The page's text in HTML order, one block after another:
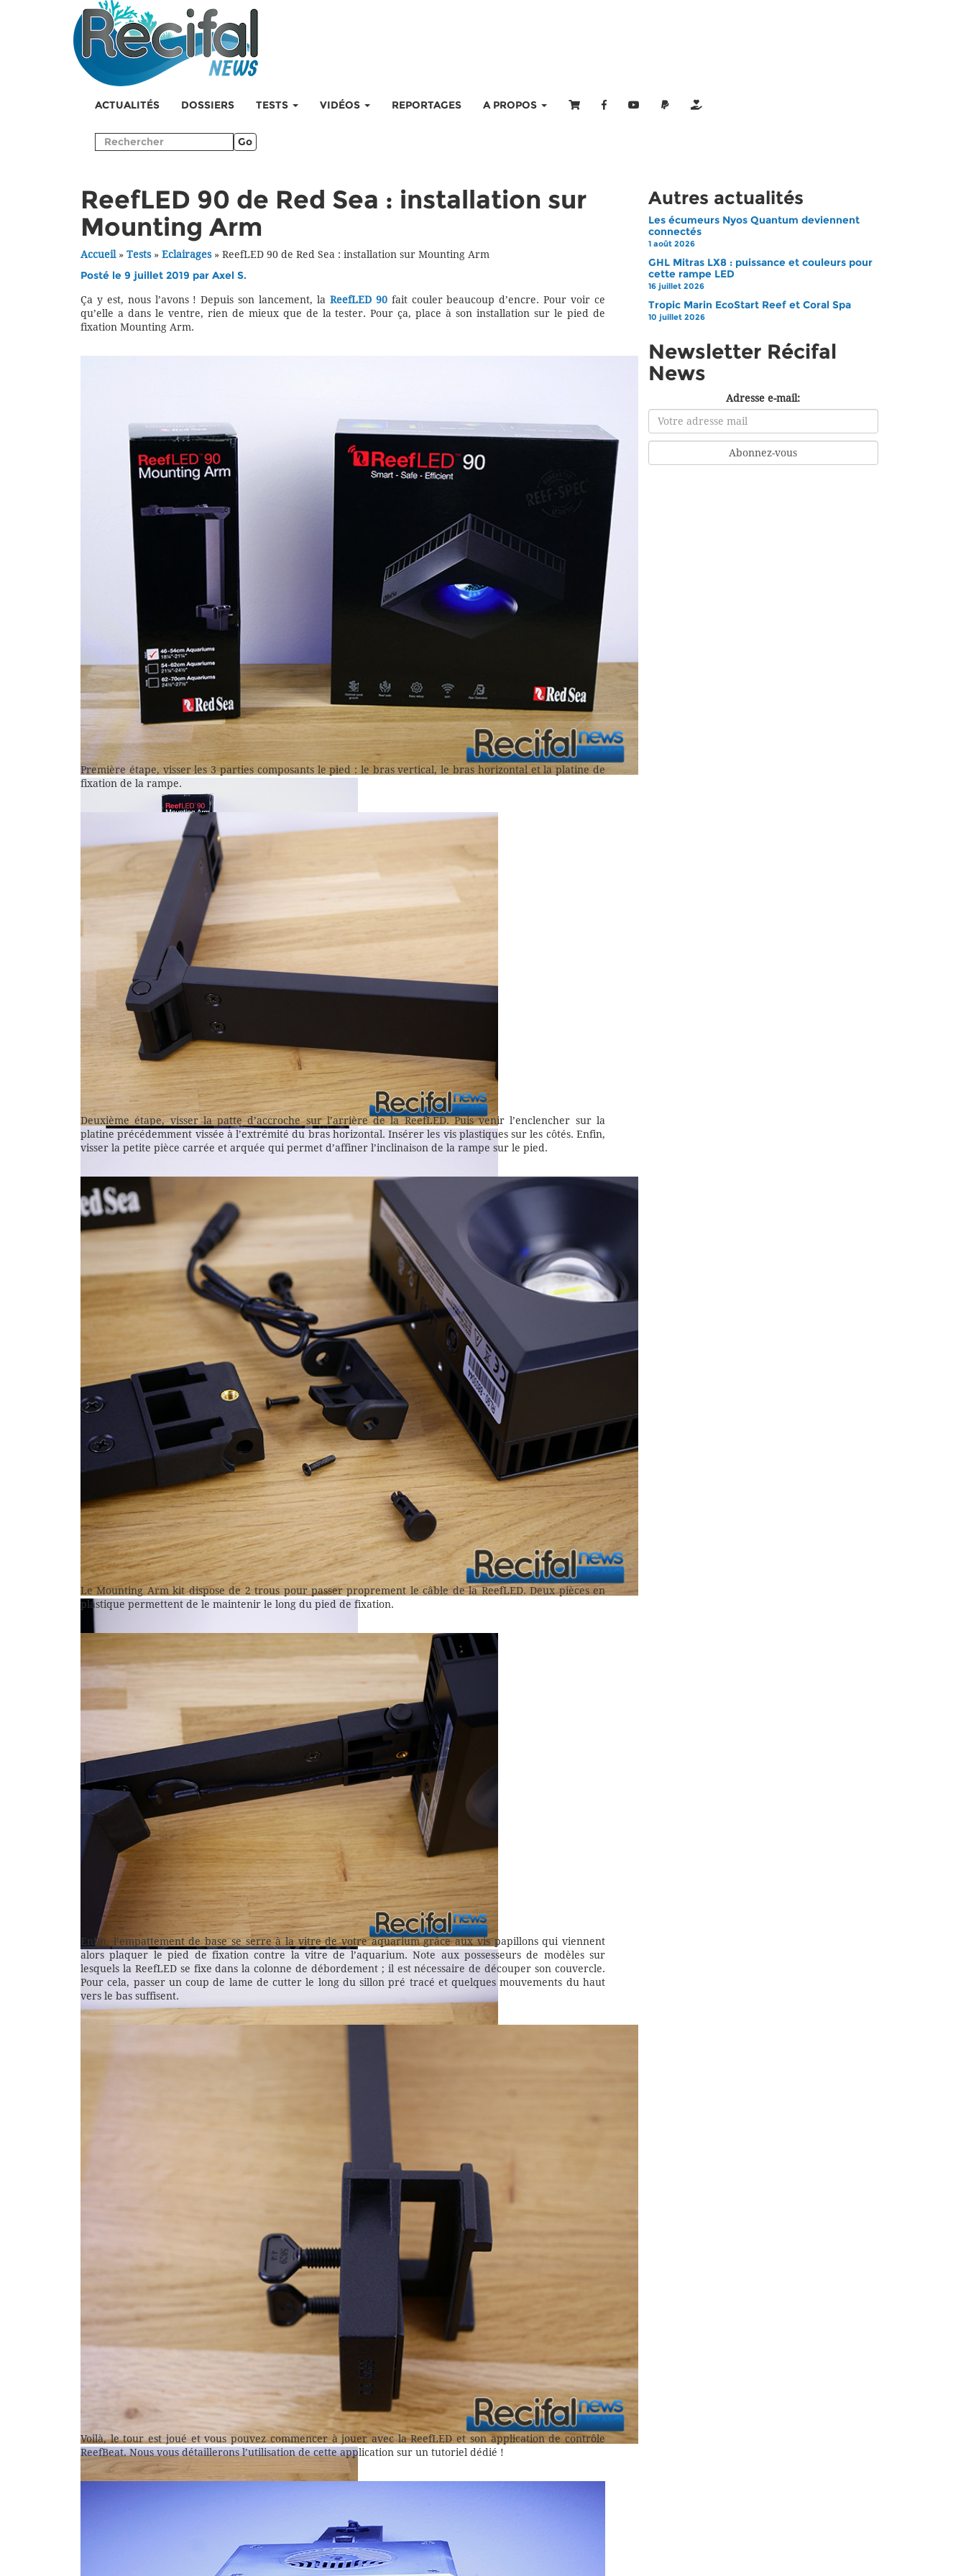
ACTUALITÉS DOSSIERS TESTS VIDÉOS REPORTAGES A PROPOS
Go
ReefLED 90 de Red Sea : installation sur
Mounting Arm
Accueil» Tests» Eclairages» ReefLED 90 de Red Sea : installation sur Mounting Arm
Posté le 9 juillet 2019 par Axel S.
Ça y est, nous l’avons ! Depuis son lancement, la ReefLED 90fait couler beaucoup d’encre. Pour voir ce
qu’elle a dans le ventre, rien de mieux que de la tester. Pour ça, place à son installation sur le pied de
fixation Mounting Arm.
Première étape, visser les 3 parties composants le pied : le bras vertical, le bras horizontal et la platine de
fixation de la rampe.
Deuxième étape, visser la patte d’accroche sur l’arrière de la ReefLED. Puis venir l’enclencher sur la
platine précédemment vissée à l’extrémité du bras horizontal. Insérer les vis plastiques sur les côtés. Enfin,
visser la petite pièce carrée et arquée qui permet d’affiner l’inclinaison de la rampe sur le pied.
Le Mounting Arm kit dispose de 2 trous pour passer proprement le câble de la ReefLED. Deux pièces en
plastique permettent de le maintenir le long du pied de fixation.
Enfin, l’empattement de base se serre à la vitre de votre aquarium grâce aux vis papillons qui viennent
alors plaquer le pied de fixation contre la vitre de l’aquarium. Note aux possesseurs de modèles sur
lesquels la ReefLED se fixe dans la colonne de débordement ; il est nécessaire de découper son couvercle.
Pour cela, passer un coup de lame de cutter le long du sillon pré tracé et quelques mouvements du haut
vers le bas suffisent.
Voilà, le tour est joué et vous pouvez commencer à jouer avec la ReefLED et son application de contrôle
ReefBeat. Nous vous détaillerons l’utilisation de cette application sur un tutoriel dédié !
Autres actualités
Les écumeurs Nyos Quantum deviennent
connectés
1 août 2026
GHL Mitras LX8 : puissance et couleurs pour
cette rampe LED
16 juillet 2026
Tropic Marin EcoStart Reef et Coral Spa
10 juillet 2026
Newsletter Récifal
News
Adresse e-mail: